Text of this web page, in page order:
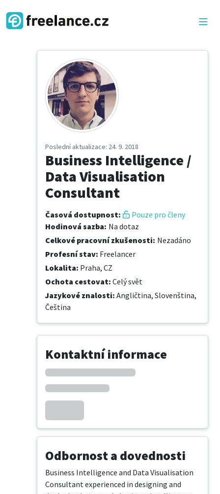
Poslední aktualizace: 24. 9. 2018
Business Intelligence /
Data Visualisation
Consultant
Časová dostupnost:
Pouze pro členy
Hodinová sazba: Na dotaz
Celkové pracovní zkušenosti: Nezadáno
Profesní stav: Freelancer
Lokalita: Praha, CZ
Ochota cestovat: Celý svět
Jazykové znalosti: Angličtina, Slovenština,
Čeština
Kontaktní informace
Odbornost a dovednosti
Business Intelligence and Data Visualisation
Consultant experienced in designing and